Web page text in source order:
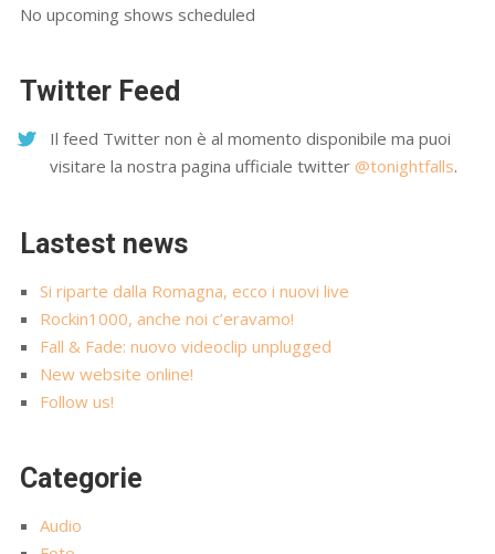
No upcoming shows scheduled
Twitter Feed
Il feed Twitter non è al momento disponibile ma puoi
visitare la nostra pagina ufficiale twitter @tonightfalls.
Lastest news
Si riparte dalla Romagna, ecco i nuovi live
Rockin1000, anche noi c’eravamo!
Fall & Fade: nuovo videoclip unplugged
New website online!
Follow us!
Categorie
Audio